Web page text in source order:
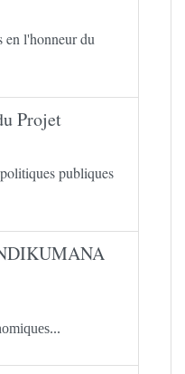
en l'honneur du
Projet
publiques